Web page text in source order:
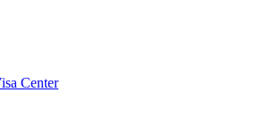
Center